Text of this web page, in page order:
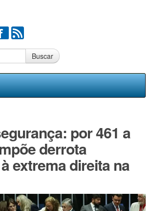
Buscar
por 461 a
derrota
extrema direita na